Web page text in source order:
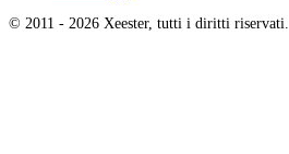
© 2011 - 2026 Xeester, tutti i diritti riservati.